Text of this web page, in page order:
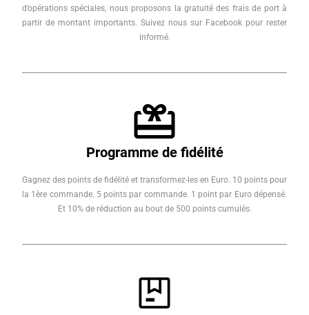
d’opérations spéciales, nous proposons la gratuité des frais de port à
partir de montant importants. Suivez nous sur Facebook pour rester
informé.
Programme de fidélité
Gagnez des points de fidélité et transformez-les en Euro. 10 points pour
la 1ère commande. 5 points par commande. 1 point par Euro dépensé.
Et 10% de réduction au bout de 500 points cumulés.